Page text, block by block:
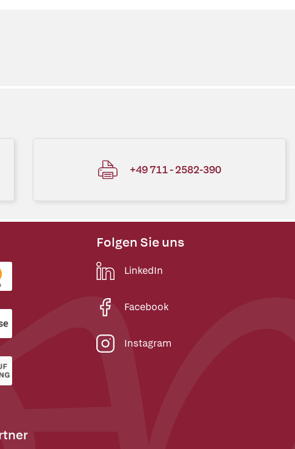
+49 711 - 2582-390
Folgen Sie uns
LinkedIn
Facebook
Instagram